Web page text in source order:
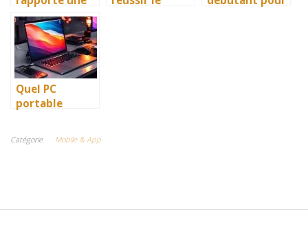
application
mobile ?
Quel PC
portable
développemen
t web ou
Catégorie Mobile & App